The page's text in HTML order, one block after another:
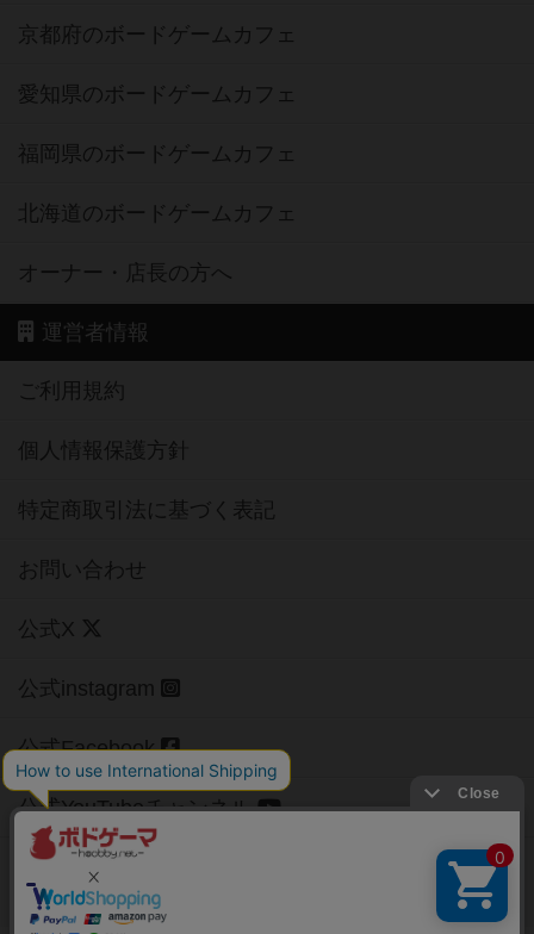
京都府のボードゲームカフェ
愛知県のボードゲームカフェ
福岡県のボードゲームカフェ
北海道のボードゲームカフェ
オーナー・店長の方へ
運営者情報
ご利用規約
個人情報保護方針
特定商取引法に基づく表記
お問い合わせ
公式X
公式instagram
公式Facebook
公式YouTubeチャンネル